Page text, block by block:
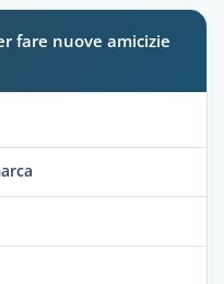
fare nuove amicizie